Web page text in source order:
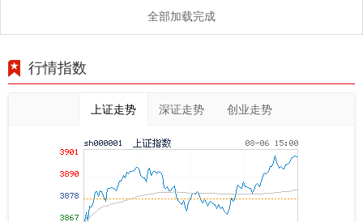
全部加载完成
行情指数
上证走势 深证走势 创业走势